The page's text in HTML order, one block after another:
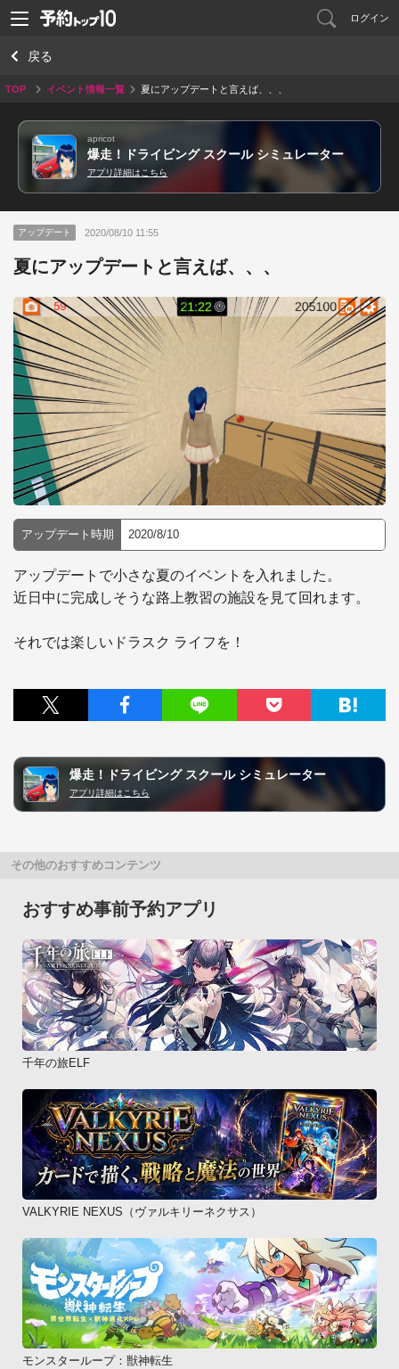
ログイン
戻る
TOP イベント情報一覧 夏にアップデートと言えば、、、
apricot
爆走！ドライビング スクール シミュレーター
アプリ詳細はこちら
アップデート 2020/08/10 11:55
夏にアップデートと言えば、、、
アップデート時期 2020/8/10
アップデートで小さな夏のイベントを入れました。
近日中に完成しそうな路上教習の施設を見て回れます。
それでは楽しいドラスク ライフを！
爆走！ドライビング スクール シミュレーター
アプリ詳細はこちら
その他のおすすめコンテンツ
おすすめ事前予約アプリ
千年の旅ELF
VALKYRIE NEXUS（ヴァルキリーネクサス）
モンスターループ：獣神転生